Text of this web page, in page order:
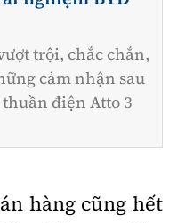
trội, chắc chắn,
cảm nhận sau
điện Atto 3
hàng cũng hết